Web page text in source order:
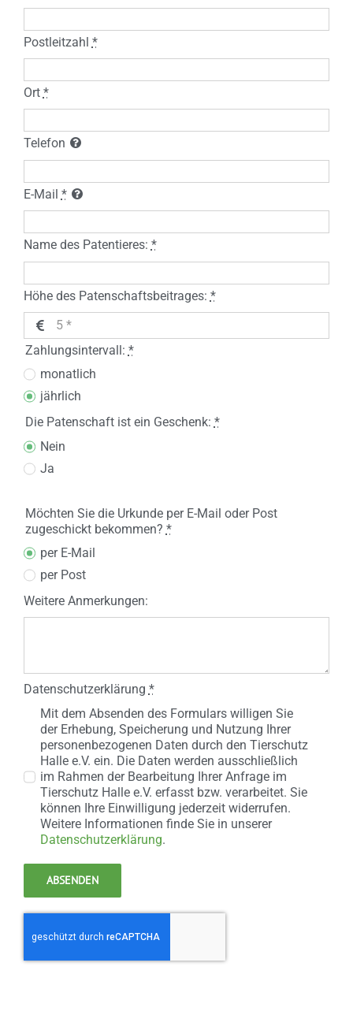
Postleitzahl *
Ort *
Telefon
E-Mail *
Name des Patentieres: *
Höhe des Patenschaftsbeitrages: *
Zahlungsintervall: *
monatlich
jährlich
Die Patenschaft ist ein Geschenk: *
Nein
Ja
Möchten Sie die Urkunde per E-Mail oder Post
zugeschickt bekommen? *
per E-Mail
per Post
Weitere Anmerkungen:
Datenschutzerklärung *
Mit dem Absenden des Formulars willigen Sie
der Erhebung, Speicherung und Nutzung Ihrer
personenbezogenen Daten durch den Tierschutz
Halle e.V. ein. Die Daten werden ausschließlich
im Rahmen der Bearbeitung Ihrer Anfrage im
Tierschutz Halle e.V. erfasst bzw. verarbeitet. Sie
können Ihre Einwilligung jederzeit widerrufen.
Weitere Informationen finde Sie in unserer
Datenschutzerklärung.
ABSENDEN